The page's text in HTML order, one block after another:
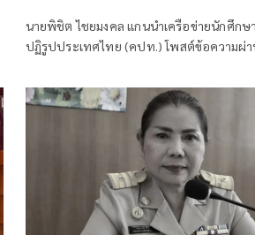
นายพิชิต ไชยมงคล แกนนำเครือข่ายนักศึกษาประชาชน
ปฏิรูปประเทศไทย (คปท.) โพสต์ข้อความผ่า